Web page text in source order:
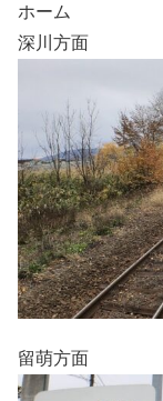
ホーム
深川方面
留萌方面